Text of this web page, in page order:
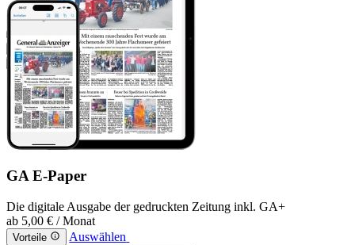
GA E-Paper
Die digitale Ausgabe der gedruckten Zeitung inkl. GA+
ab 5,00 € / Monat
Vorteile Auswählen